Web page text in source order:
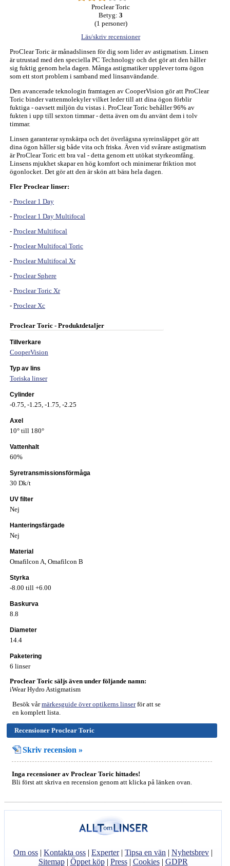
Proclear Toric
Betyg:3
(1 personer)
Läs/skriv recensioner
ProClear Toric är månadslinsen för dig som lider av astigmatism. Linsen
är utrustad med den speciella PC Technology och det gör att den håller
sig fuktig genom hela dagen. Många astigmatiker upplever torra ögon
som ett stort problem i samband med linsanvändande.
Den avancerade teknologin framtagen av CooperVision gör att ProClear
Toric binder vattenmolekyler vilket leder till att dina ögon förblir
fuktiga - oavsett miljön du vistas i. ProClear Toric behåller 96% av
fukten i upp till sexton timmar - detta även om du använt dem i tolv
timmar.
Linsen garanterar synskärpa och det överlägsna syreinsläppet gör att
dina ögon håller sig både vita och friska. Även vid svårare astigmatism
är ProClear Toric ett bra val - detta genom ett utökat styrkeomfång.
Linsens mjukhet skapar en hög komfort och minimerar friktion mot
ögonlocket. Det gör att den är skön att bära hela dagen.
Fler Proclear linser:
- Proclear 1 Day
- Proclear 1 Day Multifocal
- Proclear Multifocal
- Proclear Multifocal Toric
- Proclear Multifocal Xr
- Proclear Sphere
- Proclear Toric Xr
- Proclear Xc
Proclear Toric - Produktdetaljer
Tillverkare
CooperVision
Typ av lins
Toriska linser
Cylinder
-0.75, -1.25, -1.75, -2.25
Axel
10° till 180°
Vattenhalt
60%
Syretransmissionsförmåga
30 Dk/t
UV filter
Nej
Hanteringsfärgade
Nej
Material
Omafilcon A, Omafilcon B
Styrka
-8.00 till +6.00
Baskurva
8.8
Diameter
14.4
Paketering
6 linser
Proclear Toric säljs även under följande namn:
iWear Hydro Astigmatism
Besök vårmärkesguide över optikerns linserför att se
en komplett lista.
Recensioner Proclear Toric
Skriv recension »
Inga recensioner av Proclear Toric hittades!
Bli först att skriva en recension genom att klicka på länken ovan.
Om oss |Kontakta oss |Experter|Tipsa en vän |Nyhetsbrev |
Sitemap| Öppet köp| Press| Cookies| GDPR